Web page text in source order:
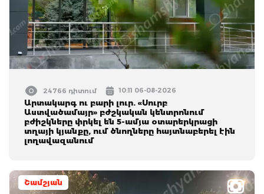
24766 դիտում 10:11 06-08-2026
Արտակարգ ու բարի լուր. «Սուրբ
Աստվածամայր» բժշկական կենտրոնում
բժիշկները փրկել են 5-ամյա օտարերկրացի
տղայի կյանքը, ում ծնողները հայտնաբերել էին
լողավազանում
Շամշյան